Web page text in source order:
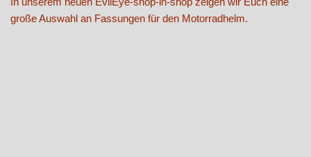
große Auswahl an Fassungen für den Motorradhelm.